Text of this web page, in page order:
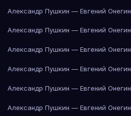
Александр Пушкин — Евгений Онегин
Александр Пушкин — Евгений Онегин
Александр Пушкин — Евгений Онегин
Александр Пушкин — Евгений Онегин
Александр Пушкин — Евгений Онегин
Александр Пушкин — Евгений Онегин